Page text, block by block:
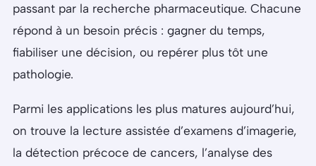
passant par la recherche pharmaceutique. Chacune
répond à un besoin précis : gagner du temps,
fiabiliser une décision, ou repérer plus tôt une
pathologie.
Parmi les applications les plus matures aujourd’hui,
on trouve la lecture assistée d’examens d’imagerie,
la détection précoce de cancers, l’analyse des